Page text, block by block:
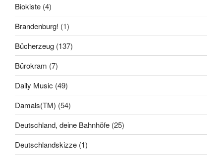
Biokiste (4)
Brandenburg! (1)
Bücherzeug (137)
Bürokram (7)
Daily Music (49)
Damals(TM) (54)
Deutschland, deine Bahnhöfe (25)
Deutschlandskizze (1)